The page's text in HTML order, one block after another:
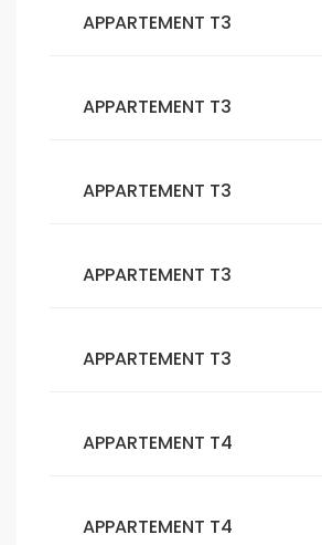
APPARTEMENT T3
APPARTEMENT T3
APPARTEMENT T3
APPARTEMENT T3
APPARTEMENT T3
APPARTEMENT T4
APPARTEMENT T4